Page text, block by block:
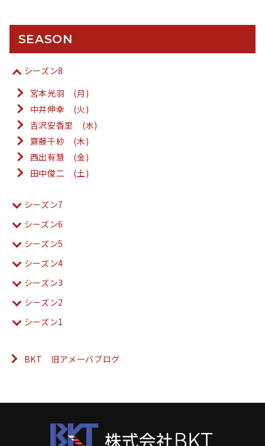
SEASON
シーズン8
宮本光羽 (月)
中井伸幸 (火)
吉沢安香里 (水)
齋藤千紗 (木)
西出有慧 (金)
田中俊二 (土)
シーズン7
シーズン6
シーズン5
シーズン4
シーズン3
シーズン2
シーズン1
BKT 旧アメーバブログ